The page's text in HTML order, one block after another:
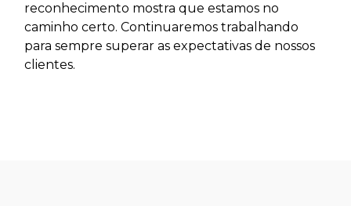
reconhecimento mostra que estamos no
caminho certo. Continuaremos trabalhando
para sempre superar as expectativas de nossos
clientes.